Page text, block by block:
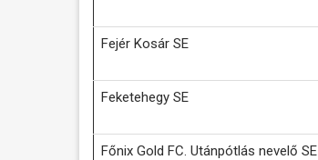
Fejér Kosár SE
Feketehegy SE
Főnix Gold FC. Utánpótlás nevelő SE